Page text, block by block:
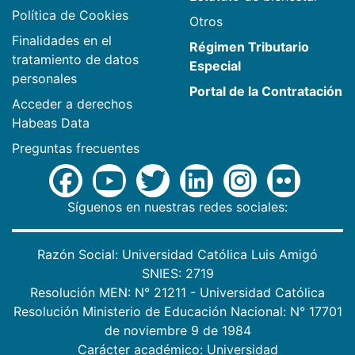
Política de Cookies
Finalidades en el
tratamiento de datos
personales
Acceder a derechos
Habeas Data
Preguntas frecuentes
Otros
Régimen Tributario
Especial
Portal de la Contratación
Síguenos en nuestras redes sociales:
Razón Social: Universidad Católica Luis Amigó
SNIES: 2719
Resolución MEN: N° 21211 - Universidad Católica
Resolución Ministerio de Educación Nacional: N° 17701
de noviembre 9 de 1984
Carácter académico: Universidad